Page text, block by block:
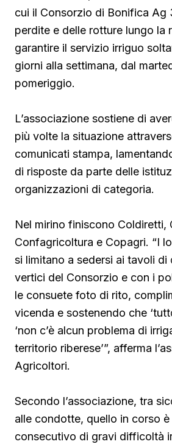
cui il Consorzio di Bonifica Ag
perdite e delle rotture lungo la
garantire il servizio irriguo
giorni alla settimana, dal
pomeriggio.
L’associazione sostiene di
più volte la situazione
comunicati stampa,
di risposte da parte delle
organizzazioni di categoria.
Nel mirino finiscono Coldiretti,
Confagricoltura e Copagri. “I
si limitano a sedersi ai tavoli
vertici del Consorzio e con i
le consuete foto di rito,
vicenda e sostenendo che
‘non c’è alcun problema di
territorio riberese’”, afferma
Agricoltori.
Secondo l’associazione, tra
alle condotte, quello in corso
consecutivo di gravi difficoltà